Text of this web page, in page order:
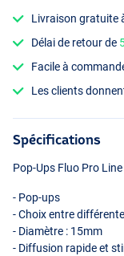
Livraison gratuite
Délai de retour de
Facile à
Les clients
Spécifications
Pop-Ups Fluo Pro
- Pop-ups
- Choix entre
- Diamètre : 15mm
- Diffusion rapide et